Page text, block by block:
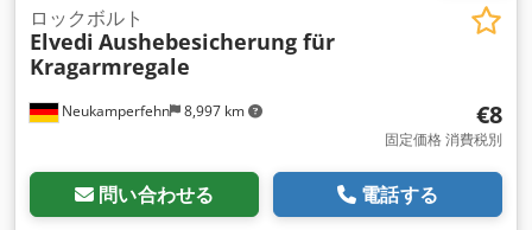
Neukamperfehn 8,997 km
ロックボルト
Elvedi Aushebesicherung für
Kragarmregale
€8
固定価格 消費税別
問い合わせる 電話する